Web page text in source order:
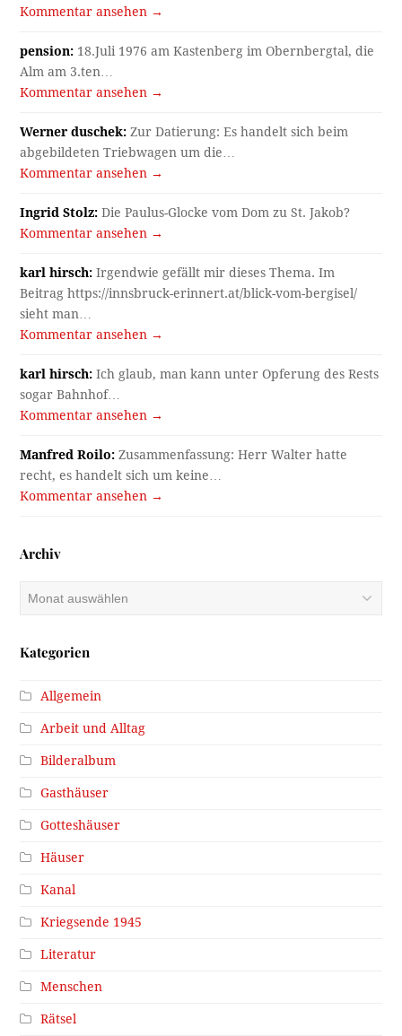
Kommentar ansehen →
pension: 18.Juli 1976 am Kastenberg im Obernbergtal, die
Alm am 3.ten…
Kommentar ansehen →
Werner duschek: Zur Datierung: Es handelt sich beim
abgebildeten Triebwagen um die…
Kommentar ansehen →
Ingrid Stolz: Die Paulus-Glocke vom Dom zu St. Jakob?
Kommentar ansehen →
karl hirsch: Irgendwie gefällt mir dieses Thema. Im
Beitrag https://innsbruck-erinnert.at/blick-vom-bergisel/
sieht man…
Kommentar ansehen →
karl hirsch: Ich glaub, man kann unter Opferung des Rests
sogar Bahnhof…
Kommentar ansehen →
Manfred Roilo: Zusammenfassung: Herr Walter hatte
recht, es handelt sich um keine…
Kommentar ansehen →
Archiv
Archiv
Kategorien
Allgemein
Arbeit und Alltag
Bilderalbum
Gasthäuser
Gotteshäuser
Häuser
Kanal
Kriegsende 1945
Literatur
Menschen
Rätsel